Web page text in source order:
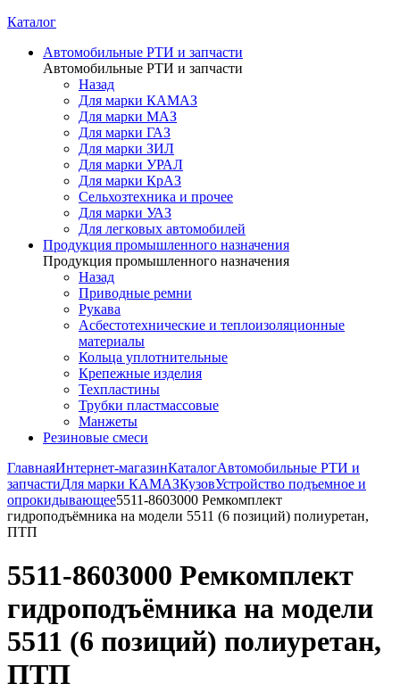
Каталог
Автомобильные РТИ и запчасти
Автомобильные РТИ и запчасти
Назад
Для марки КАМАЗ
Для марки МАЗ
Для марки ГАЗ
Для марки ЗИЛ
Для марки УРАЛ
Для марки КрАЗ
Сельхозтехника и прочее
Для марки УАЗ
Для легковых автомобилей
Продукция промышленного назначения
Продукция промышленного назначения
Назад
Приводные ремни
Рукава
Асбестотехнические и теплоизоляционные
материалы
Кольца уплотнительные
Крепежные изделия
Техпластины
Трубки пластмассовые
Манжеты
Резиновые смеси
ГлавнаяИнтернет-магазинКаталогАвтомобильные РТИ и
запчастиДля марки КАМАЗКузовУстройство подъемное и
опрокидывающее5511-8603000 Ремкомплект
гидроподъёмника на модели 5511 (6 позиций) полиуретан,
ПТП
5511-8603000 Ремкомплект
гидроподъёмника на модели
5511 (6 позиций) полиуретан,
ПТП